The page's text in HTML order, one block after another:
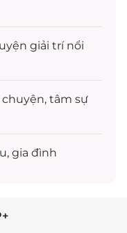
giải trínổi
tâm sự
gia đình